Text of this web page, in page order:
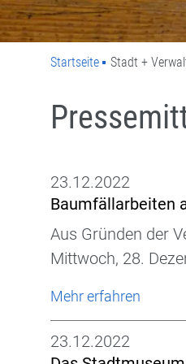
Startseite Stadt +
23.12.2022
Baumfällarbeiten
Aus Gründen der
Mittwoch, 28.
Mehr erfahren
23.12.2022